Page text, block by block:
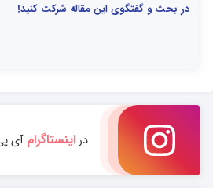
در بحث و گفتگوی این مقاله شرکت کنید!
دراینستاگرامآی